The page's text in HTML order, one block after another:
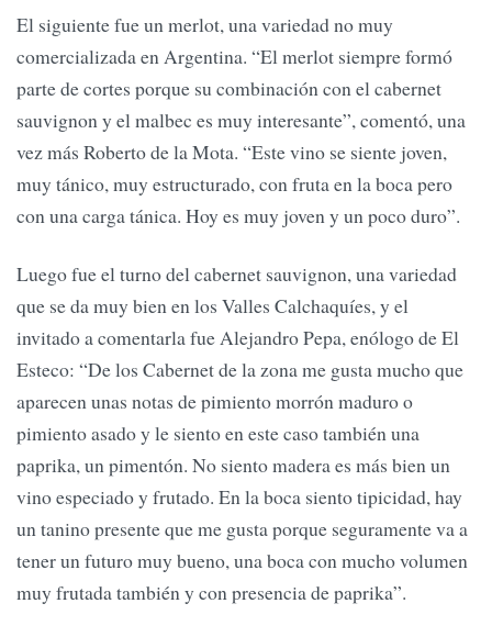
El siguiente fue un merlot, una variedad no muy
comercializada en Argentina. “El merlot siempre formó
parte de cortes porque su combinación con el cabernet
sauvignon y el malbec es muy interesante”, comentó, una
vez más Roberto de la Mota. “Este vino se siente joven,
muy tánico, muy estructurado, con fruta en la boca pero
con una carga tánica. Hoy es muy joven y un poco duro”.
Luego fue el turno del cabernet sauvignon, una variedad
que se da muy bien en los Valles Calchaquíes, y el
invitado a comentarla fue Alejandro Pepa, enólogo de El
Esteco: “De los Cabernet de la zona me gusta mucho que
aparecen unas notas de pimiento morrón maduro o
pimiento asado y le siento en este caso también una
paprika, un pimentón. No siento madera es más bien un
vino especiado y frutado. En la boca siento tipicidad, hay
un tanino presente que me gusta porque seguramente va a
tener un futuro muy bueno, una boca con mucho volumen
muy frutada también y con presencia de paprika”.